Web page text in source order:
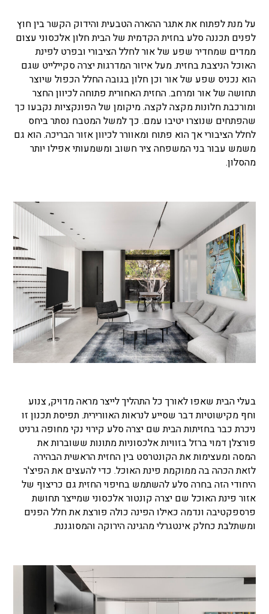
על מנת לפתוח את אתגר ההארה הטבעית והידוק הקשר בין חוץ
לפנים תכננה סלע בחזית הקדמית של הבית חלון אלכסוני עצום
ממדים שמחדיר שפע של אור לחלל הציבורי ובפרט לפינת
האוכל הניצבת בחזית. מעל איזור המדרגות יצרה סקיילייט שגם
הוא נכניס שפע של אור וכן חלון בגובה החלל הכפול שיוצר
תחושה של אור ומרחב. החזית האחורית פתוחה לכיוון החצר
ומורכבת חלונות מקצה לקצה. מיקומן של הפונקציות נקבעו כך
שהפתחים שנוצרו יטיבו עמם. כך למשל המטבח נסתר ביחס
לחלל הציבורי אך הוא פתוח ומאוורר לכיוון אזור הבריכה. הוא גם
משמש עבור בני המשפחה ציר חשוב ומשמעותי אפילו יותר
מהסלון.
בעלי הבית שאפו לאורך כל התהליך לייצר מראה מדויק, צנוע
וחף מקישוטיות דבר שסייע לנראות האוורירית. תפיסת תכנון זו
ניכרת כבר בחזיתות הבית שם יצרה סלע קירוי נקי מחופה גרניט
פורצלן דמוי ברזל בזוויות אלכסוניות מתונות ששוברות את
המסה ומעצימות את הקונטרסט בין החזית הראשית הבהירה
לזאת הכהה בה ממוקמת פינת האוכל. כדי להעצים את הפיצ'ר
היחודי הזה בחרה סלע להשתמש בחיפוי החזית גם כריצוף של
אזור פינת האוכל שם יצרה קונטור אלכסוני שמייצר תחושת
פרספקטיבה ונדמה כאילו הפינה כולה פורצת את חלל הפנים
ומשתלבת כחלק אינטגרלי מהגינה הירוקה והמסוגננת.